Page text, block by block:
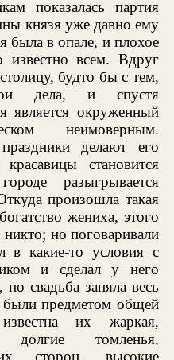
показалась партия
князя уже давно ему
была в опале, и плохое
всем. Вдруг
будто бы с тем,
дела, и спустя
является окруженный
неимоверным.
делают его
становится
разыгрывается
произошла такая
жениха, этого
но поговаривали
какие-то условия с
и сделал у него
свадьба заняла весь
были предметом общей
их жаркая,
долгие томленья,
сторон, высокие